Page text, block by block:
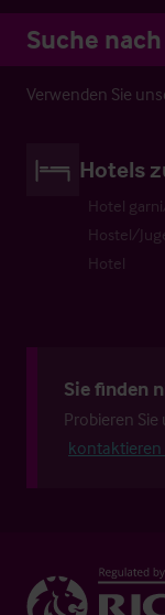
Suche
Verwenden Sie
Hotels
Hotel
Hostel/
Hotel
Sie finden
Probieren Sie
kontaktieren